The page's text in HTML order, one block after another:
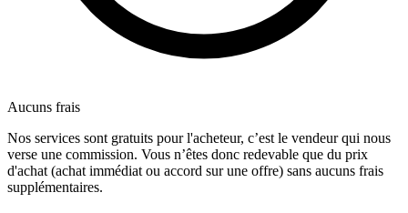
Aucuns frais
Nos services sont gratuits pour l'acheteur, c’est le vendeur qui nous
verse une commission. Vous n’êtes donc redevable que du prix
d'achat (achat immédiat ou accord sur une offre) sans aucuns frais
supplémentaires.